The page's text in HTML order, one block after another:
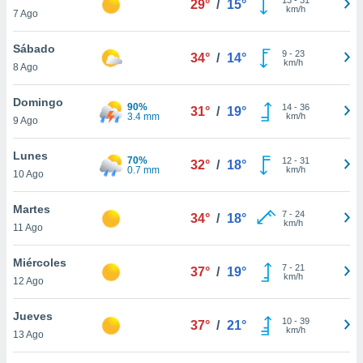
más
nuestra
y
de
disponible
cookies
aceptar
7 Ago
29° / 15°
km/h
Sábado
8 Ago
34° / 14° 9- 23
km/h
Domingo
9 Ago
90%
3.4 mm
31° / 19° 14- 36
km/h
Lunes
10 Ago
70%
0.7 mm
32° / 18° 12- 31
km/h
Martes
11 Ago
34° / 18° 7- 24
km/h
Miércoles
12 Ago
37° / 19° 7- 21
km/h
Jueves
13 Ago
37° / 21° 10- 39
km/h